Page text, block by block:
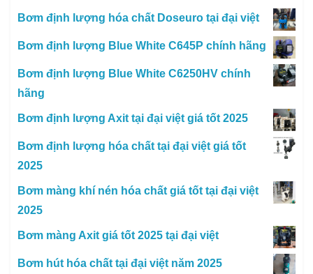
Bơm định lượng hóa chất Doseuro tại đại việt
Bơm định lượng Blue White C645P chính hãng
Bơm định lượng Blue White C6250HV chính
hãng
Bơm định lượng Axit tại đại việt giá tốt 2025
Bơm định lượng hóa chất tại đại việt giá tốt
2025
Bơm màng khí nén hóa chất giá tốt tại đại việt
2025
Bơm màng Axit giá tốt 2025 tại đại việt
Bơm hút hóa chất tại đại việt năm 2025